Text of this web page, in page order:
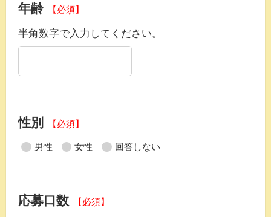
年齢 【必須】
半角数字で入力してください。
性別 【必須】
男性 女性 回答しない
応募口数 【必須】